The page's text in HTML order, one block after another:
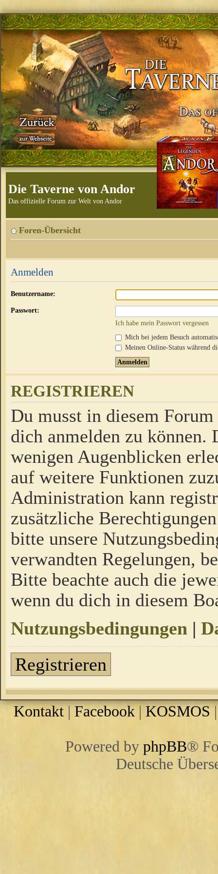
Die Taverne von Andor
Das offizielle Forum zur Welt von Andor
Foren-Übersicht
Anmelden
Benutzername:
Passwort:
Ich habe mein Passwort vergessen
Mich bei jedem Besuch
Meinen Online-Status während
REGISTRIEREN
Du musst in diesem
dich anmelden zu
wenigen Augenblicken
auf weitere Funktionen
Administration kann
zusätzliche
bitte unsere
verwandten Regelungen,
Bitte beachte auch die
wenn du dich in diesem
Nutzungsbedingungen |
Registrieren
Kontakt | Facebook |KOSMOS
Powered by phpBB®
Deutsche